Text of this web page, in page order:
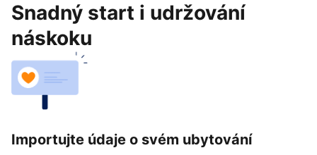
Snadný start i udržování
náskoku
Importujte údaje o svém ubytování